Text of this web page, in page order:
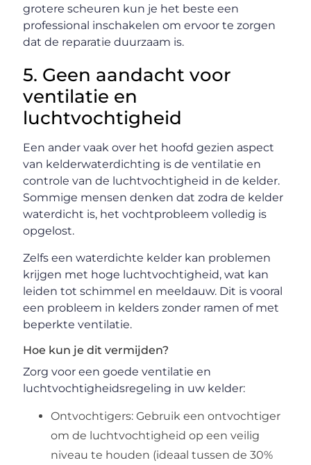
grotere scheuren kun je het beste een
professional inschakelen om ervoor te zorgen
dat de reparatie duurzaam is.
5. Geen aandacht voor
ventilatie en
luchtvochtigheid
Een ander vaak over het hoofd gezien aspect
van kelderwaterdichting is de ventilatie en
controle van de luchtvochtigheid in de kelder.
Sommige mensen denken dat zodra de kelder
waterdicht is, het vochtprobleem volledig is
opgelost.
Zelfs een waterdichte kelder kan problemen
krijgen met hoge luchtvochtigheid, wat kan
leiden tot schimmel en meeldauw. Dit is vooral
een probleem in kelders zonder ramen of met
beperkte ventilatie.
Hoe kun je dit vermijden?
Zorg voor een goede ventilatie en
luchtvochtigheidsregeling in uw kelder:
Ontvochtigers: Gebruik een ontvochtiger
om de luchtvochtigheid op een veilig
niveau te houden (ideaal tussen de 30%